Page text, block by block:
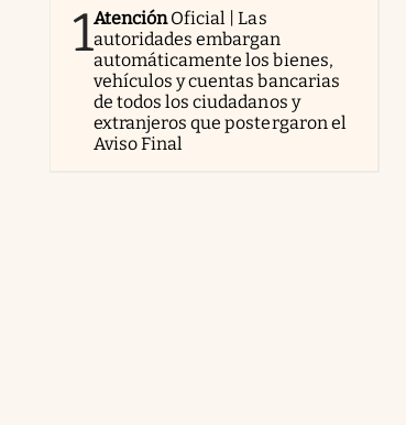
1AtenciónOficial | Las
autoridades embargan
automáticamente los bienes,
vehículos y cuentas bancarias
de todos los ciudadanos y
extranjeros que postergaron el
Aviso Final